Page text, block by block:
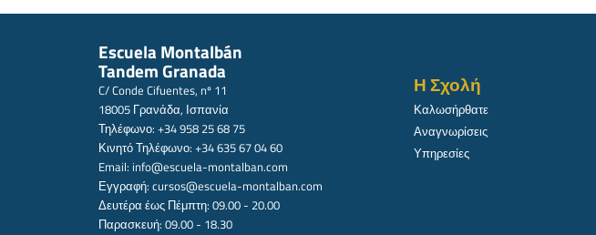
Escuela Montalbán
Tandem Granada
C/ Conde Cifuentes, nº 11
18005 Γρανάδα, Ισπανία
Τηλέφωνο: +34 958 25 68 75
Κινητό Τηλέφωνο: +34 635 67 04 60
Email: info@escuela-montalban.com
Εγγραφή: cursos@escuela-montalban.com
Δευτέρα έως Πέμπτη: 09.00 - 20.00
Παρασκευή: 09.00 - 18.30
Η Σχολή
Καλωσήρθατε
Αναγνωρίσεις
Υπηρεσίες